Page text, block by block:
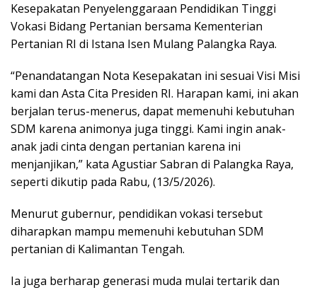
Kesepakatan Penyelenggaraan Pendidikan Tinggi
Vokasi Bidang Pertanian bersama Kementerian
Pertanian RI di Istana Isen Mulang Palangka Raya.
“Penandatangan Nota Kesepakatan ini sesuai Visi Misi
kami dan Asta Cita Presiden RI. Harapan kami, ini akan
berjalan terus-menerus, dapat memenuhi kebutuhan
SDM karena animonya juga tinggi. Kami ingin anak-
anak jadi cinta dengan pertanian karena ini
menjanjikan,” kata Agustiar Sabran di Palangka Raya,
seperti dikutip pada Rabu, (13/5/2026).
Menurut gubernur, pendidikan vokasi tersebut
diharapkan mampu memenuhi kebutuhan SDM
pertanian di Kalimantan Tengah.
Ia juga berharap generasi muda mulai tertarik dan